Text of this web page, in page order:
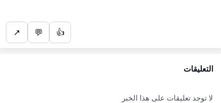
👍
💬
↗
التعليقات
لا توجد تعليقات على هذا الخبر